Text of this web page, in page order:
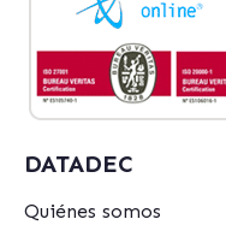
DATADEC
Quiénes somos